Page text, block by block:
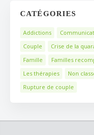
CATÉGORIES
Addictions
Couple
Crise de la
Famille
Familles
Les thérapies
Non
Rupture de couple